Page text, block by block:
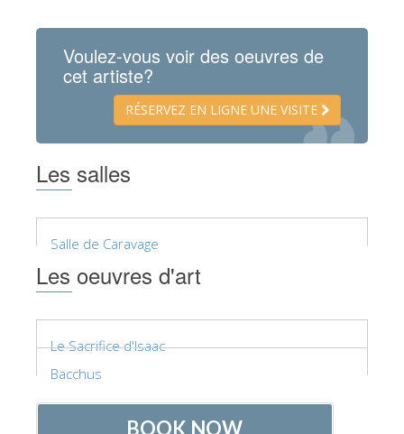
Voulez-vous voir des oeuvres de
cet artiste?
RÉSERVEZ EN LIGNE UNE VISITE
Les salles
Salle de Caravage
Les oeuvres d'art
Le Sacrifice d'Isaac
Bacchus